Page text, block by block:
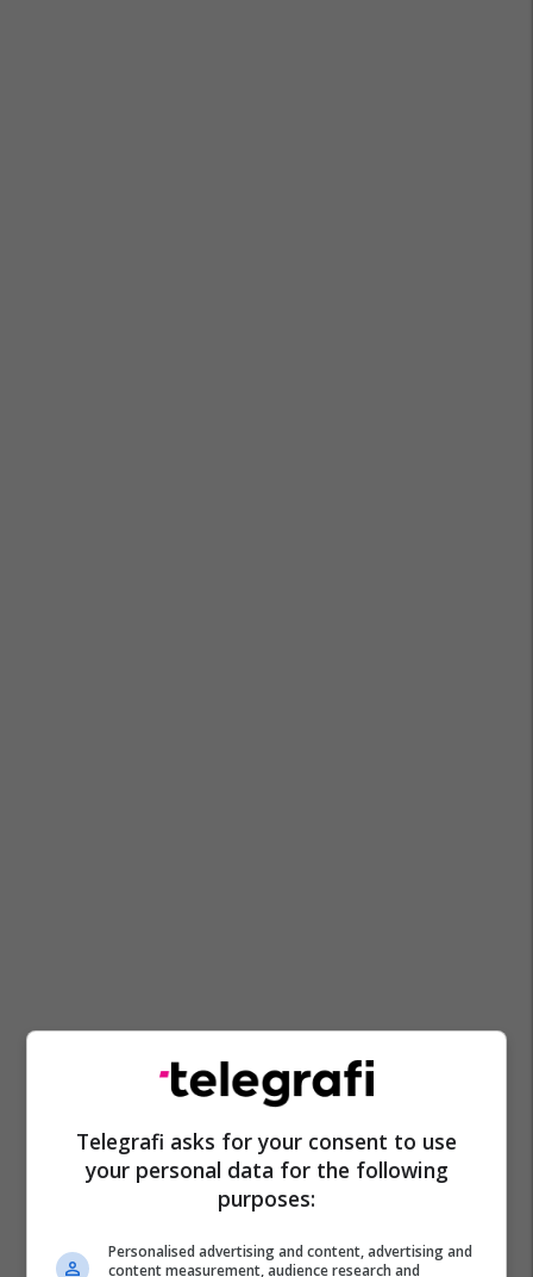
Telegrafi asks for your consent to use
your personal data for the following
purposes:
Personalised advertising and content, advertising and
content measurement, audience research and